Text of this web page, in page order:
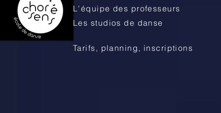
L'équipe des professeurs
Les studios de danse
Tarifs, planning, inscriptions